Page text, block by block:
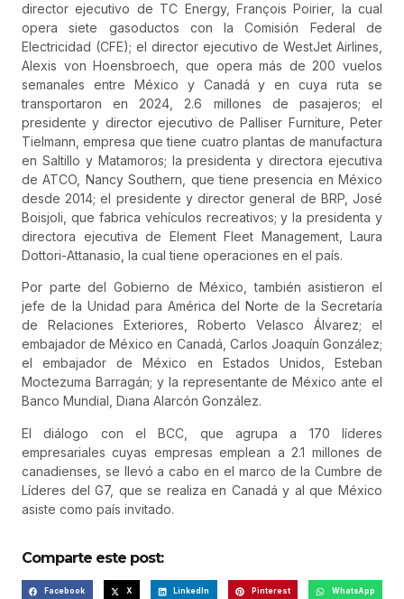
director ejecutivo de TC Energy, François Poirier, la cual
opera siete gasoductos con la Comisión Federal de
Electricidad (CFE); el director ejecutivo de WestJet Airlines,
Alexis von Hoensbroech, que opera más de 200 vuelos
semanales entre México y Canadá y en cuya ruta se
transportaron en 2024, 2.6 millones de pasajeros; el
presidente y director ejecutivo de Palliser Furniture, Peter
Tielmann, empresa que tiene cuatro plantas de manufactura
en Saltillo y Matamoros; la presidenta y directora ejecutiva
de ATCO, Nancy Southern, que tiene presencia en México
desde 2014; el presidente y director general de BRP, José
Boisjoli, que fabrica vehículos recreativos; y la presidenta y
directora ejecutiva de Element Fleet Management, Laura
Dottori-Attanasio, la cual tiene operaciones en el país.
Por parte del Gobierno de México, también asistieron el
jefe de la Unidad para América del Norte de la Secretaría
de Relaciones Exteriores, Roberto Velasco Álvarez; el
embajador de México en Canadá, Carlos Joaquín González;
el embajador de México en Estados Unidos, Esteban
Moctezuma Barragán; y la representante de México ante el
Banco Mundial, Diana Alarcón González.
El diálogo con el BCC, que agrupa a 170 líderes
empresariales cuyas empresas emplean a 2.1 millones de
canadienses, se llevó a cabo en el marco de la Cumbre de
Líderes del G7, que se realiza en Canadá y al que México
asiste como país invitado.
Comparte este post:
Facebook X LinkedIn Pinterest WhatsApp